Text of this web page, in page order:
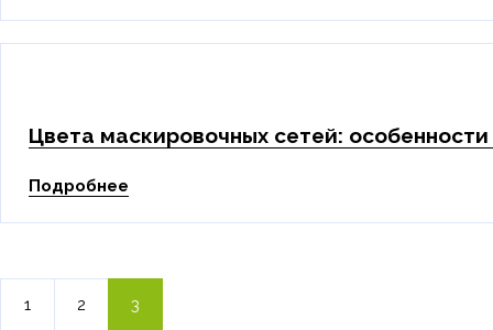
Цвета маскировочных сетей:
Подробнее
1 2 3